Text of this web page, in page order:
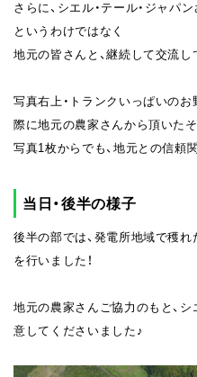
さらに、シエル・テール・ジャパ
というわけではなく
地元の皆さんと、継続して交流
写真右上・トランクいっぱいの
際に地元の農家さんから頂いたそ
写真1枚からでも、地元との信頼
当日・後半の様子
後半の部では、発電所地域で穫れ
を行いました！
地元の農家さんご協力のもと、シ
意してくださいました♪